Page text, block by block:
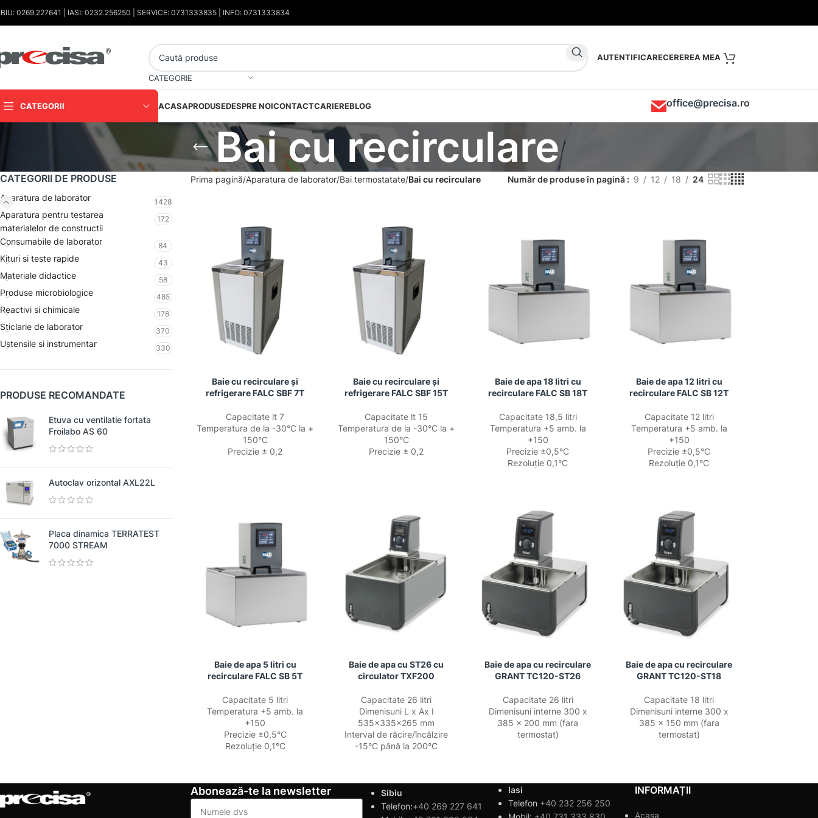
0269.227641 | IASI: 0232.256250 | SERVICE: 0731333835 | INFO: 0731333834
CATEGORIE
AUTENTIFICARE
CATEGORII ACASAPRODUSEDESPRE NOICONTACTCARIEREBLOG office@precisa.ro
Bai cu recirculare
CATEGORII DE PRODUSE
Aparatura de laborator 1428
Aparatura pentru testarea
materialelor de constructii
172
Consumabile de laborator 84
Kituri si teste rapide 43
Materiale didactice 58
Produse microbiologice 485
Reactivi si chimicale 178
Sticlarie de laborator 370
Ustensile si instrumentar 330
PRODUSE RECOMANDATE
Etuva cu ventilatie fortata
Froilabo AS 60
Autoclav orizontal AXL22L
Placa dinamica TERRATEST
7000 STREAM
Prima pagină Aparatura de laborator Bai termostatate Bai cu recirculare Număr de produse în pagină 9 12 18 24
Baie cu recirculare și
refrigerare FALC SBF 7T
Capacitate lt 7
Temperatura de la -30°C la +
150°C
Precizie ± 0,2
Baie cu recirculare și
refrigerare FALC SBF 15T
Capacitate lt 15
Temperatura de la -30°C la +
150°C
Precizie ± 0,2
Baie de apa 18 litri cu
recirculare FALC SB 18T
Capacitate 18,5 litri
Temperatura +5 amb. la
+150
Precizie ±0,5°C
Rezoluție 0,1°C
Baie de apa 12 litri cu
recirculare FALC SB 12T
Capacitate 12 litri
Temperatura +5 amb. la
+150
Precizie ±0,5°C
Rezoluție 0,1°C
Baie de apa 5 litri cu
recirculare FALC SB 5T
Capacitate 5 litri
Temperatura +5 amb. la
+150
Precizie ±0,5°C
Rezoluție 0,1°C
Baie de apa cu ST26 cu
circulator TXF200
Capacitate 26 litri
Dimenisuni L x Ax I
535x335x265 mm
Interval de răcire/încălzire
-15°C până la 200°C
Baie de apa cu recirculare
GRANT TC120-ST26
Capacitate 26 litri
Dimenisuni interne 300 x
385 x 200 mm (fara
termostat)
Baie de apa cu recirculare
GRANT TC120-ST18
Capacitate 18 litri
Dimenisuni interne 300 x
385 x 150 mm (fara
termostat)
Abonează-te la newsletter
Sibiu
Telefon:+40 269 227 641
Iasi
Telefon +40 232 256 250
INFORMAȚII
Acasa